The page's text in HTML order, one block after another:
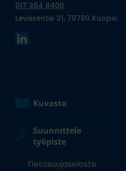
017 364 8400
Leväsentie 21, 70780 Kuopio
Kuvasto
Suunnittele
työpiste
Tietosuojaseloste